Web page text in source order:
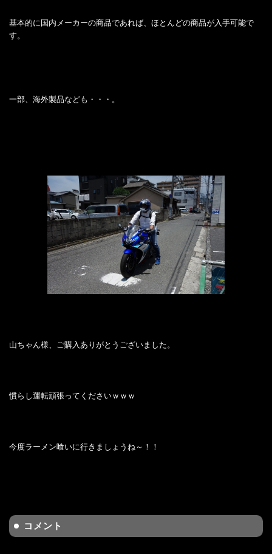
基本的に国内メーカーの商品であれば、ほとんどの商品が入手可能で
す。
一部、海外製品なども・・・。
山ちゃん様、ご購入ありがとうございました。
慣らし運転頑張ってくださいｗｗｗ
今度ラーメン喰いに行きましょうね～！！
コメント